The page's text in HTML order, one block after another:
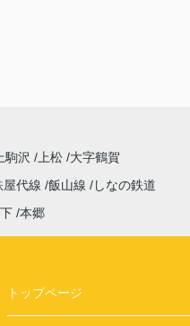
駒沢 上松 大字鶴賀
屋代線 飯山線
しなの鉄道
本郷
トップページ